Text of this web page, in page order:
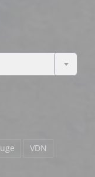
VDN